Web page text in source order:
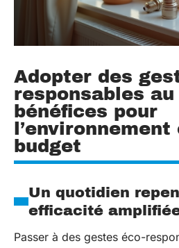
Adopter des
responsables
bénéfices pour
budget
Un quotidien
efficacité
Passer à des gestes éco-